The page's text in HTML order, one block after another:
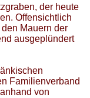
der heute
Offensichtlich
Mauern der
ausgeplündert
Familienverband
von